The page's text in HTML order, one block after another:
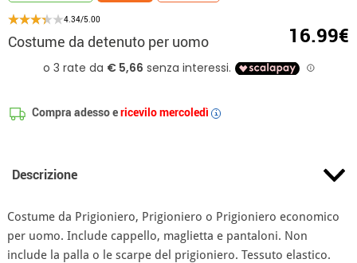
4.34/5.00
Costume da detenuto per uomo 16.99€
Compra adesso ericevilo mercoledì i
Descrizione
Costume da Prigioniero, Prigioniero o Prigioniero economico
per uomo. Include cappello, maglietta e pantaloni. Non
include la palla o le scarpe del prigioniero. Tessuto elastico.